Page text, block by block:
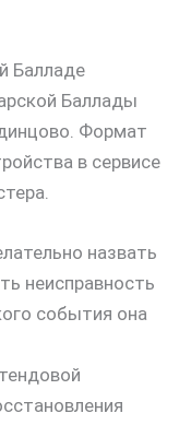
Балладе
Баллады
Формат
в сервисе
назвать
неисправность
события она